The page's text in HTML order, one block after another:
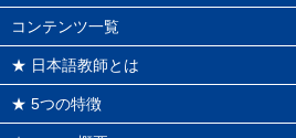
コンテンツ一覧
★ 日本語教師とは
★ 5つの特徴